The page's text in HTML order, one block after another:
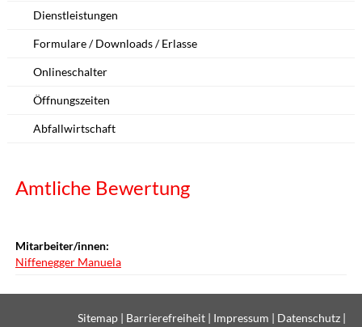
Dienstleistungen
Formulare / Downloads / Erlasse
Onlineschalter
Öffnungszeiten
Abfallwirtschaft
Amtliche Bewertung
Mitarbeiter/innen:
Niffenegger Manuela
Sitemap Barrierefreiheit Impressum Datenschutz